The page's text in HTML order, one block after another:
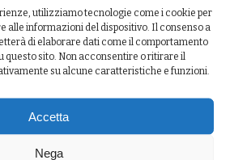
utilizziamo tecnologie come i cookie per
alle informazioni del dispositivo. Il consenso a
di elaborare dati come il comportamento
questo sito. Non acconsentire o ritirare il
su alcune caratteristiche e funzioni.
Accetta
Nega
Rittana ed il Beccas del Mezzodì –
e Grana